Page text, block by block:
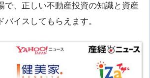
で、正しい不動産投資の知識と資産
バイスしてもらえます。